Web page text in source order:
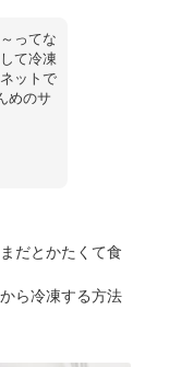
ってな
て冷凍
ットで
めのサ
だとかたくて食
ら冷凍する方法